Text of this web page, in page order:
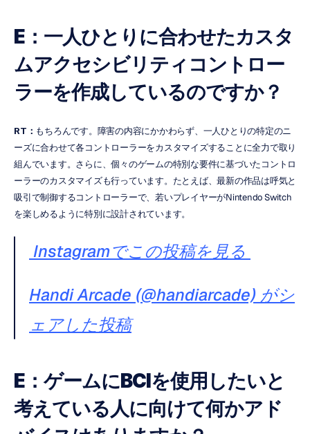
E：一人ひとりに合わせたカスタ
ムアクセシビリティコントロー
ラーを作成しているのですか？
RT： もちろんです。障害の内容にかかわらず、一人ひとりの特定のニ
ーズに合わせて各コントローラーをカスタマイズすることに全力で取り
組んでいます。さらに、個々のゲームの特別な要件に基づいたコントロ
ーラーのカスタマイズも行っています。たとえば、最新の作品は呼気と
吸引で制御するコントローラーで、若いプレイヤーがNintendo Switch
を楽しめるように特別に設計されています。
Instagramでこの投稿を見る
Handi Arcade (@handiarcade) がシ
ェアした投稿
E：ゲームにBCIを使用したいと
考えている人に向けて何かアド